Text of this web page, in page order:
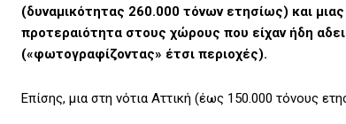
(δυναμικότητας 260.000 τόνων ετησίως) και
προτεραιότητα στους χώρους που είχαν ήδη
(«φωτογραφίζοντας» έτσι περιοχές).
Επίσης, μια στη νότια Αττική (έως 150.000 τόνους